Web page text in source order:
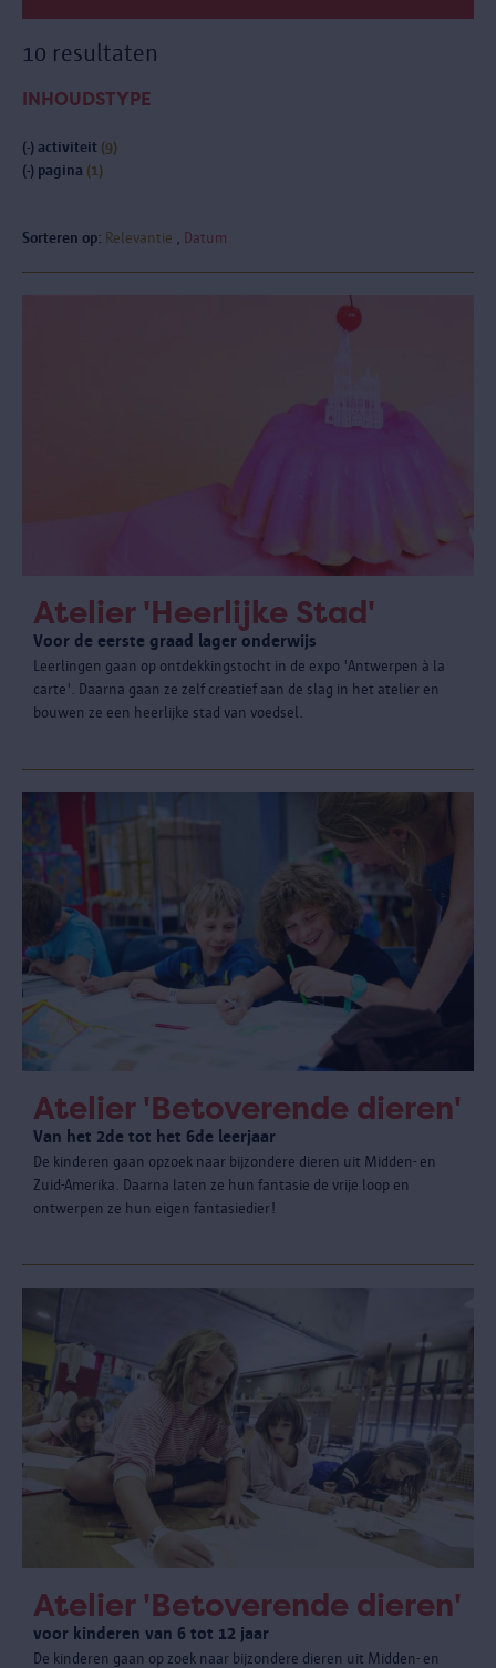
10 resultaten
INHOUDSTYPE
(-) activiteit (9)
(-) pagina (1)
Sorteren op: Relevantie Datum
Atelier 'Heerlijke Stad'
Voor de eerste graad lager onderwijs
Leerlingen gaan op ontdekkingstocht in de expo 'Antwerpen à la
carte'. Daarna gaan ze zelf creatief aan de slag in het atelier en
bouwen ze een heerlijke stad van voedsel.
Atelier 'Betoverende dieren'
Van het 2de tot het 6de leerjaar
De kinderen gaan opzoek naar bijzondere dieren uit Midden- en
Zuid-Amerika. Daarna laten ze hun fantasie de vrije loop en
ontwerpen ze hun eigen fantasiedier!
Atelier 'Betoverende dieren'
voor kinderen van 6 tot 12 jaar
De kinderen gaan op zoek naar bijzondere dieren uit Midden- en